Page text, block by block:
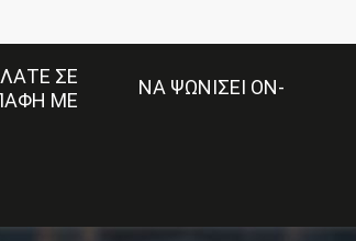
ΣΕ
ΜΕ
ΝΑ ΨΩΝΊΣΕΙ ON-